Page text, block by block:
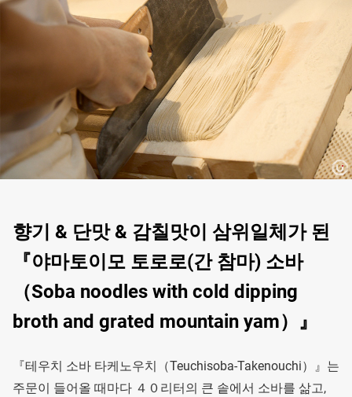
향기 & 단맛 & 감칠맛이 삼위일체가 된
『야마토이모 토로로(간 참마) 소바
（Soba noodles with cold dipping
broth and grated mountain yam）』
『테우치 소바 타케노우치（Teuchisoba-Takenouchi）』는
주문이 들어올 때마다 ４０리터의 큰 솥에서 소바를 삶고,